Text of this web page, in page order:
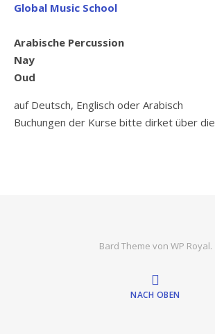
Global Music School
Arabische Percussion
Nay
Oud
auf Deutsch, Englisch oder Arabisch
Buchungen der Kurse bitte dirket über die
Bard Theme von WP Royal.
NACH OBEN